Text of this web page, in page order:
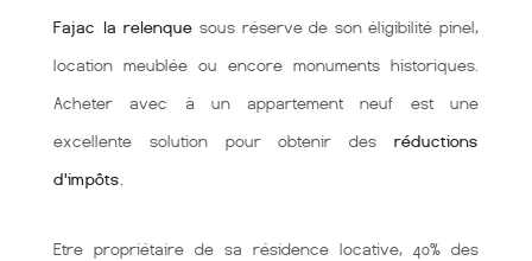
Fajac la relenque sous réserve de son éligibilité pinel,
location meublée ou encore monuments historiques.
Acheter avec à un appartement neuf est une
excellente solution pour obtenir des réductions
d'impôts
Etre propriétaire de sa résidence locative, 40% des